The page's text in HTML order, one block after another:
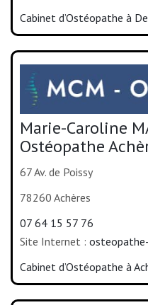
Cabinet d’Ostéopathe à
Marie-Caroline
Ostéopathe
67 Av. de Poissy
78260 Achères
07 64 15 57 76
Site Internet :
Cabinet d’Ostéopathe à